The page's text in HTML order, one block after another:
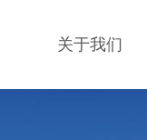
关于我们